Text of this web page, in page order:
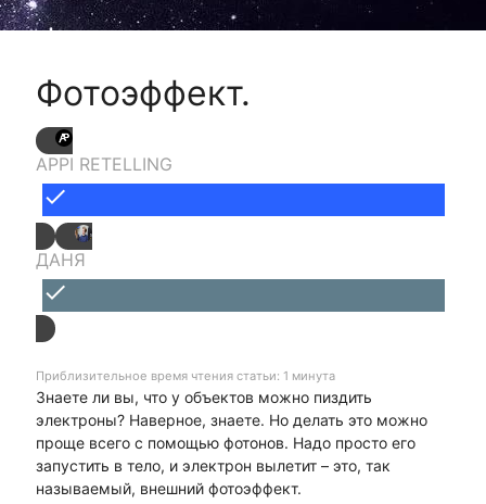
Фотоэффект.
APPI RETELLING
done
ДАНЯ
done
Приблизительное время чтения статьи: 1 минута
Знаете ли вы, что у объектов можно пиздить
электроны? Наверное, знаете. Но делать это можно
проще всего с помощью фотонов. Надо просто его
запустить в тело, и электрон вылетит – это, так
называемый, внешний фотоэффект.